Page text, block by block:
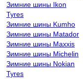
Зимние шины Ikon
Tyres
Зимние шины Kumho
Зимние шины Matador
Зимние шины Maxxis
Зимние шины Michelin
Зимние шины Nokian
Tyres